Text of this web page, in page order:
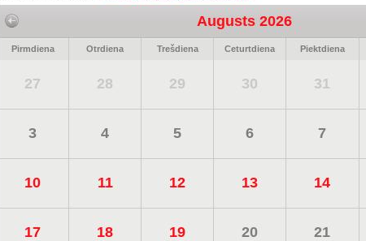
Augusts 2026
Pirmdiena Otrdiena Trešdiena Ceturtdiena Piektdiena
27 28 29 30 31
3 4 5 6 7
10 11 12 13 14
17 18 19 20 21